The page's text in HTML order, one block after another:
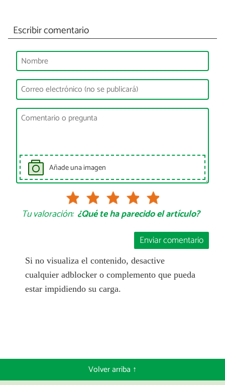
Escribir comentario
Añade una imagen
Tu valoración: ¿Qué te ha parecido el artículo?
Enviar comentario
Si no visualiza el contenido, desactive
cualquier adblocker o complemento que pueda
estar impidiendo su carga.
Volver arriba ↑